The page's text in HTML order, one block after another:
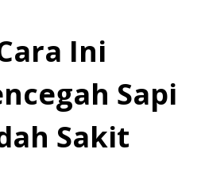
Ini
Sapi
Sakit